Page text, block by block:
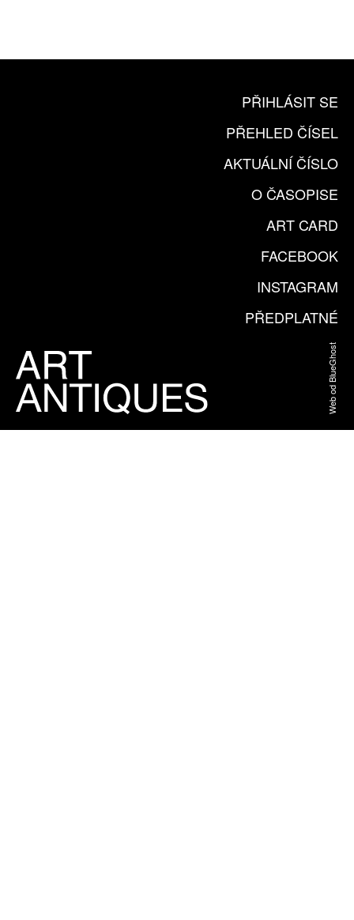
PŘIHLÁSIT SE
PŘEHLED ČÍSEL
AKTUÁLNÍ ČÍSLO
O ČASOPISE
ART CARD
FACEBOOK
INSTAGRAM
PŘEDPLATNÉ
Web od BlueGhost